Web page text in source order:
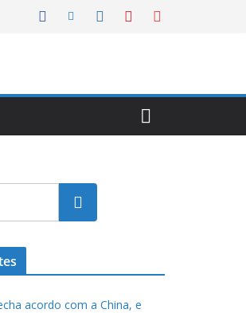
Pesquisar
acordo com a China, e